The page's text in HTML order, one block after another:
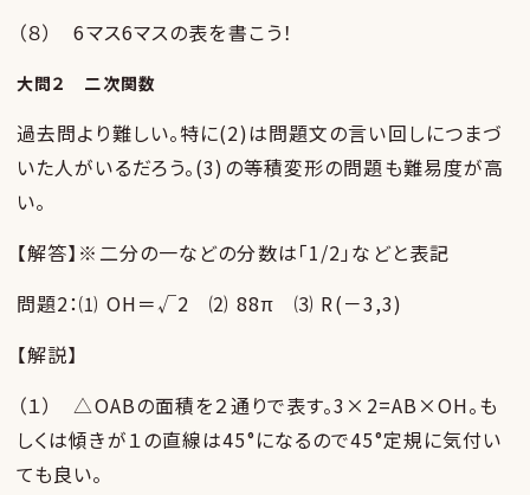
（８） 6マス6マスの表を書こう！
大問２ 二次関数
過去問より難しい。特に(2)は問題文の言い回しにつまづ
いた人がいるだろう。(3)の等積変形の問題も難易度が高
い。
【解答】※二分の一などの分数は「1/2」などと表記
問題2：⑴ OH＝√2 ⑵ 88π ⑶ R(－3,3)
【解説】
（１） △OABの面積を２通りで表す。3×2=AB×OH。も
しくは傾きが１の直線は45°になるので45°定規に気付い
ても良い。